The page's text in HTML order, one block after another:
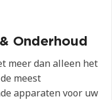
Onderhoud
meer dan alleen het
meest
apparaten voor uw